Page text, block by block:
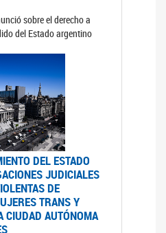
sobre el derecho a
del Estado argentino
DEL ESTADO
JUDICIALES
DE
TRANS Y
CIUDAD AUTÓNOMA